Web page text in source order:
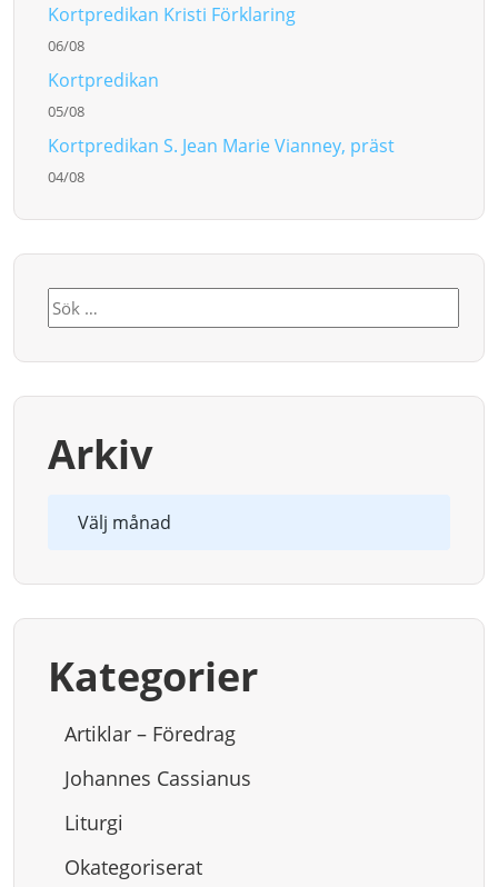
Kortpredikan Kristi Förklaring
06/08
Kortpredikan
05/08
Kortpredikan S. Jean Marie Vianney, präst
04/08
Sök
efter:
Arkiv
Kategorier
Artiklar – Föredrag
Johannes Cassianus
Liturgi
Okategoriserat